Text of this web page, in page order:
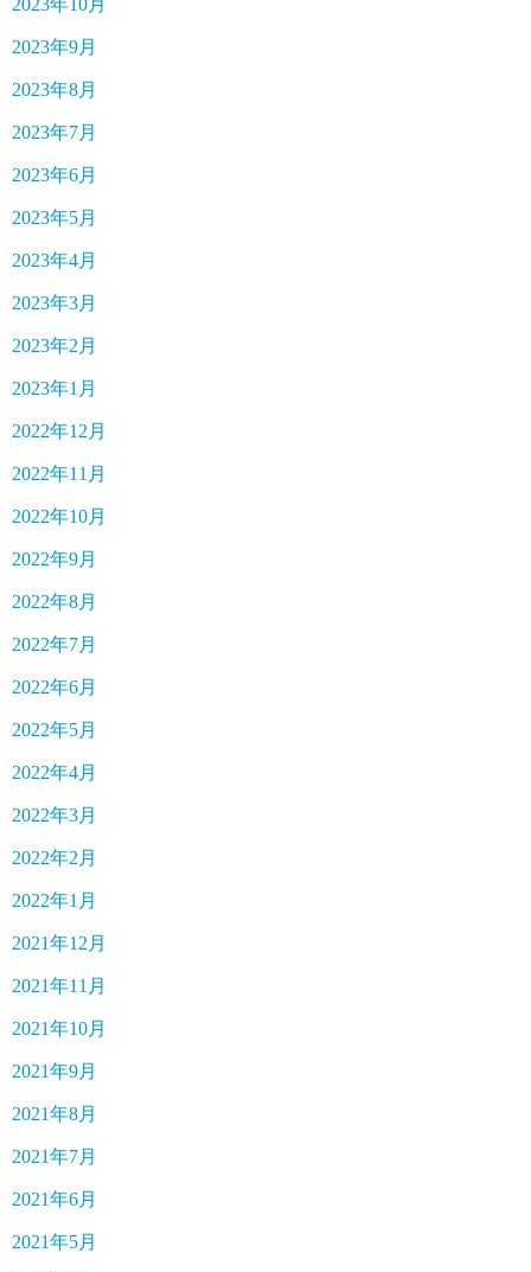
2023年9月
2023年8月
2023年7月
2023年6月
2023年5月
2023年4月
2023年3月
2023年2月
2023年1月
2022年12月
2022年11月
2022年10月
2022年9月
2022年8月
2022年7月
2022年6月
2022年5月
2022年4月
2022年3月
2022年2月
2022年1月
2021年12月
2021年11月
2021年10月
2021年9月
2021年8月
2021年7月
2021年6月
2021年5月